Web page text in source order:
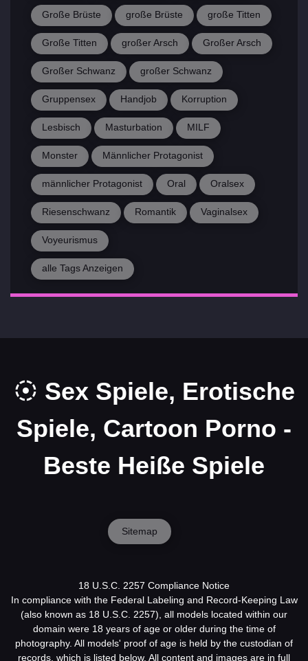
Große Brüste große Brüste große Titten
Große Titten großer Arsch Großer Arsch
Großer Schwanz großer Schwanz
Gruppensex Handjob Korruption
Lesbisch Masturbation MILF
Monster Männlicher Protagonist
männlicher Protagonist Oral Oralsex
Riesenschwanz Romantik Vaginalsex
Voyeurismus
alle Tags Anzeigen
Sex Spiele, Erotische
Spiele, Cartoon Porno -
Beste Heiße Spiele
Sitemap
18 U.S.C. 2257 Compliance Notice
In compliance with the Federal Labeling and Record-Keeping Law
(also known as 18 U.S.C. 2257), all models located within our
domain were 18 years of age or older during the time of
photography. All models' proof of age is held by the custodian of
records, which is listed below. All content and images are in full